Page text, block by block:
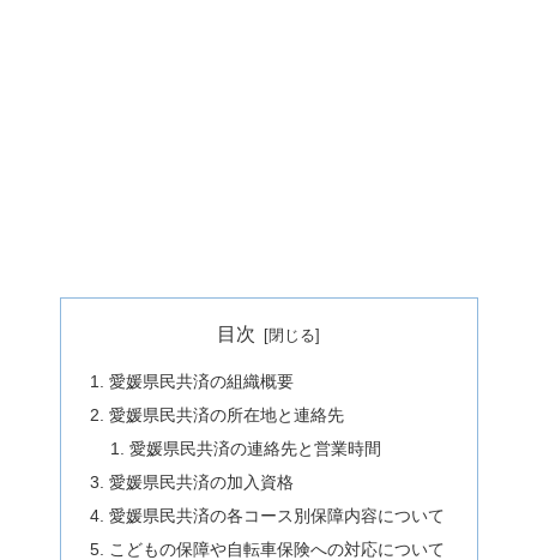
目次
愛媛県民共済の組織概要
愛媛県民共済の所在地と連絡先
愛媛県民共済の連絡先と営業時間
愛媛県民共済の加入資格
愛媛県民共済の各コース別保障内容について
こどもの保障や自転車保険への対応について